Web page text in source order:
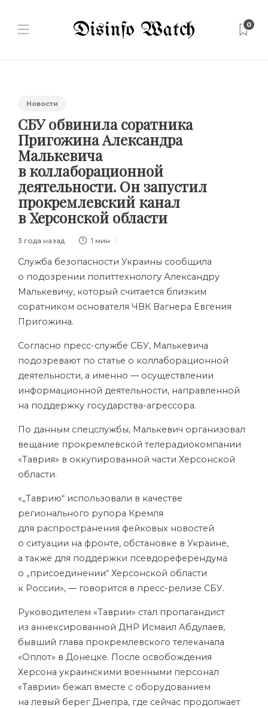
0
Новости
СБУ обвинила соратника
Пригожина Александра
Малькевича
в коллаборационной
деятельности. Он запустил
прокремлевский канал
в Херсонской области
3 года назад 1 мин
Служба безопасности Украины сообщила
о подозрении политтехнологу Александру
Малькевичу, который считается близким
соратником основателя ЧВК Вагнера Евгения
Пригожина.
Согласно пресс-службе СБУ, Малькевича
подозревают по статье о коллаборационной
деятельности, а именно — осуществлении
информационной деятельности, направленной
на поддержку государства-агрессора.
По данным спецслужбы, Малькевич организовал
вещание прокремлевской телерадиокомпании
«Таврия» в оккупированной части Херсонской
области.
«„Таврию“ использовали в качестве
регионального рупора Кремля
для распространения фейковых новостей
о ситуации на фронте, обстановке в Украине,
а также для поддержки псевдореферендума
о „присоединении“ Херсонской области
к России», — говорится в пресс-релизе СБУ.
Руководителем «Таврии» стал пропагандист
из аннексированной ДНР Исмаил Абдулаев,
бывший глава прокремлевского телеканала
«Оплот» в Донецке. После освобождения
Херсона украинскими военными персонал
«Таврии» бежал вместе с оборудованием
на левый берег Днепра, где сейчас продолжает